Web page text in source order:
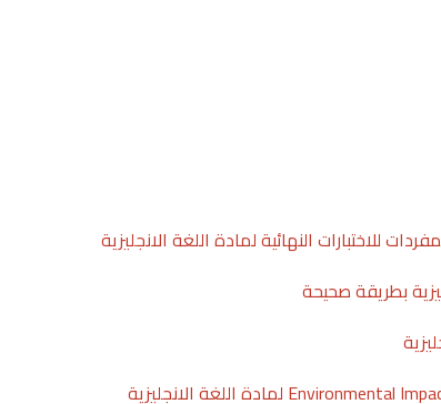
للاختبارات النهائية لمادة اللغة الانجليزية
بطريقة صحيحة